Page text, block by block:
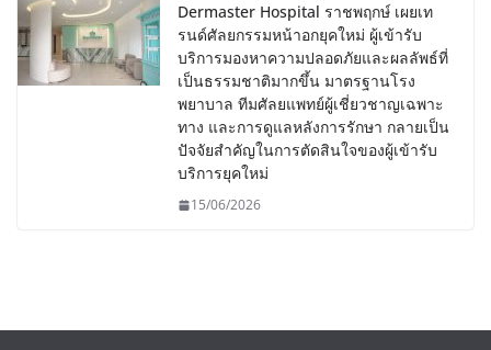
Dermaster Hospital ราชพฤกษ์ เผยเท
รนด์ศัลยกรรมหน้าอกยุคใหม่ ผู้เข้ารับ
บริการมองหาความปลอดภัยและผลลัพธ์ที่
เป็นธรรมชาติมากขึ้น มาตรฐานโรง
พยาบาล ทีมศัลยแพทย์ผู้เชี่ยวชาญเฉพาะ
ทาง และการดูแลหลังการรักษา กลายเป็น
ปัจจัยสำคัญในการตัดสินใจของผู้เข้ารับ
บริการยุคใหม่
15/06/2026